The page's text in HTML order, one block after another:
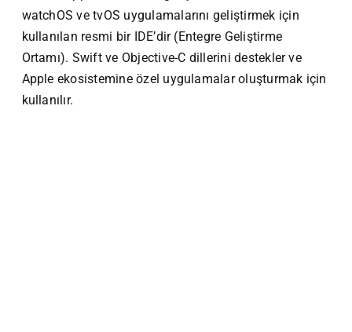
watchOS ve tvOS uygulamalarını geliştirmek için
kullanılan resmi bir IDE’dir (Entegre Geliştirme
Ortamı). Swift ve Objective-C dillerini destekler ve
Apple ekosistemine özel uygulamalar oluşturmak için
kullanılır.